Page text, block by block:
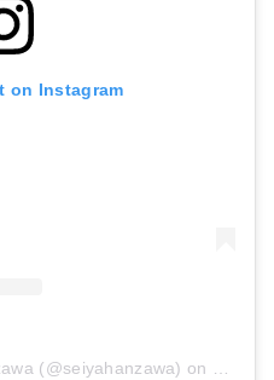
on Instagram
(@seiyahanzawa) on Nov 7,